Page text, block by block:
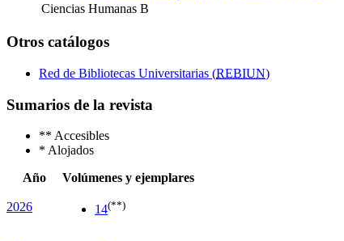
Ciencias Humanas B
Otros catálogos
Red de Bibliotecas Universitarias (REBIUN)
Sumarios de la revista
** Accesibles
* Alojados
Año
Volúmenes y ejemplares
2026 14(**)